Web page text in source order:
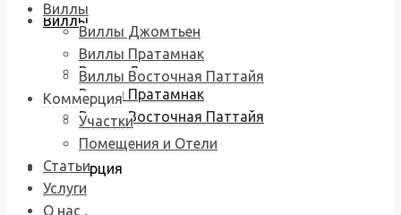
Виллы
Виллы Джомтьен
Виллы Пратамнак
Виллы Восточная Паттайя
Коммерция
Виллы
Виллы Джомтьен
Виллы Пратамнак
Виллы Восточная Паттайя
Коммерция
Участки
Помещения и Отели
Статьи
Услуги
О нас